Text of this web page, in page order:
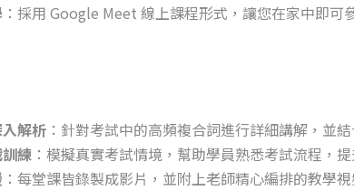
：採用 Google Meet 線上課程形式，讓您在家中即
解析：針對考試中的高頻複合詞進行詳細講解，並
練：模擬真實考試情境，幫助學員熟悉考試流程，提
：每堂課皆錄製成影片，並附上老師精心編排的教學